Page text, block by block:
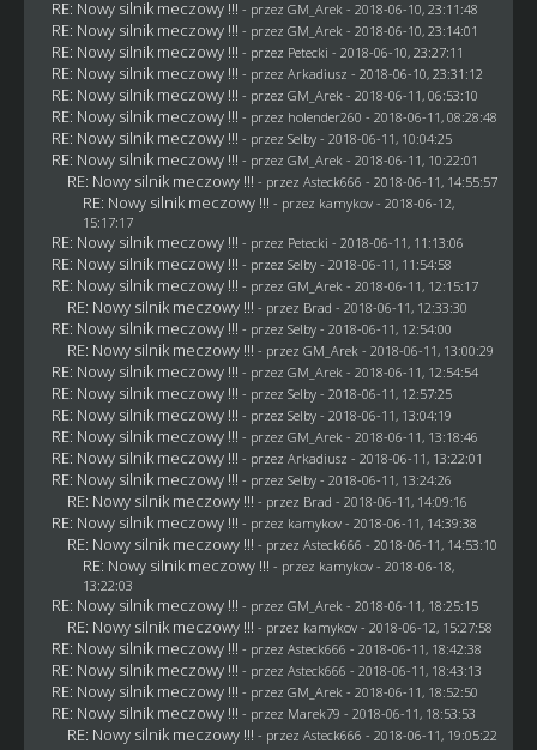
RE: Nowy silnik meczowy !!! - przez GM_Arek - 2018-06-10, 23:11:48
RE: Nowy silnik meczowy !!! - przez GM_Arek - 2018-06-10, 23:14:01
RE: Nowy silnik meczowy !!! - przez Petecki - 2018-06-10, 23:27:11
RE: Nowy silnik meczowy !!! - przez Arkadiusz - 2018-06-10, 23:31:12
RE: Nowy silnik meczowy !!! - przez GM_Arek - 2018-06-11, 06:53:10
RE: Nowy silnik meczowy !!! - przez holender260 - 2018-06-11, 08:28:48
RE: Nowy silnik meczowy !!! - przez Selby- 2018-06-11, 10:04:25
RE: Nowy silnik meczowy !!! - przez GM_Arek - 2018-06-11, 10:22:01
RE: Nowy silnik meczowy !!! - przez Asteck666 - 2018-06-11, 14:55:57
RE: Nowy silnik meczowy !!! - przez kamykov- 2018-06-12,
15:17:17
RE: Nowy silnik meczowy !!! - przez Petecki - 2018-06-11, 11:13:06
RE: Nowy silnik meczowy !!! - przez Selby- 2018-06-11, 11:54:58
RE: Nowy silnik meczowy !!! - przez GM_Arek - 2018-06-11, 12:15:17
RE: Nowy silnik meczowy !!! - przez Brad - 2018-06-11, 12:33:30
RE: Nowy silnik meczowy !!! - przez Selby- 2018-06-11, 12:54:00
RE: Nowy silnik meczowy !!! - przez GM_Arek - 2018-06-11, 13:00:29
RE: Nowy silnik meczowy !!! - przez GM_Arek - 2018-06-11, 12:54:54
RE: Nowy silnik meczowy !!! - przez Selby- 2018-06-11, 12:57:25
RE: Nowy silnik meczowy !!! - przez Selby- 2018-06-11, 13:04:19
RE: Nowy silnik meczowy !!! - przez GM_Arek - 2018-06-11, 13:18:46
RE: Nowy silnik meczowy !!! - przez Arkadiusz - 2018-06-11, 13:22:01
RE: Nowy silnik meczowy !!! - przez Selby- 2018-06-11, 13:24:26
RE: Nowy silnik meczowy !!! - przez Brad - 2018-06-11, 14:09:16
RE: Nowy silnik meczowy !!! - przez kamykov- 2018-06-11, 14:39:38
RE: Nowy silnik meczowy !!! - przez Asteck666 - 2018-06-11, 14:53:10
RE: Nowy silnik meczowy !!! - przez kamykov- 2018-06-18,
13:22:03
RE: Nowy silnik meczowy !!! - przez GM_Arek - 2018-06-11, 18:25:15
RE: Nowy silnik meczowy !!! - przez kamykov- 2018-06-12, 15:27:58
RE: Nowy silnik meczowy !!! - przez Asteck666 - 2018-06-11, 18:42:38
RE: Nowy silnik meczowy !!! - przez Asteck666 - 2018-06-11, 18:43:13
RE: Nowy silnik meczowy !!! - przez GM_Arek - 2018-06-11, 18:52:50
RE: Nowy silnik meczowy !!! - przez Marek79 - 2018-06-11, 18:53:53
RE: Nowy silnik meczowy !!! - przez Asteck666 - 2018-06-11, 19:05:22